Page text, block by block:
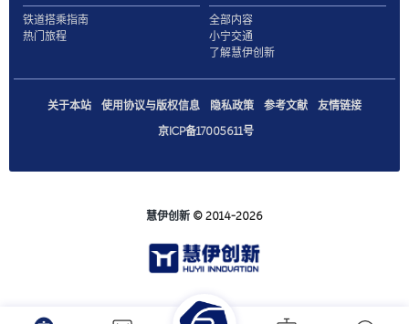
铁道搭乘指南
热门旅程
全部内容
小宁交通
了解慧伊创新
关于本站 使用协议与版权信息 隐私政策 参考文献
友情链接
京ICP备17005611号
慧伊创新 © 2014-2026